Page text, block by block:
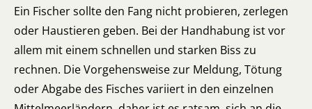
Ein Fischer sollte den Fang nicht probieren, zerlegen
oder Haustieren geben. Bei der Handhabung ist vor
allem mit einem schnellen und starken Biss zu
rechnen. Die Vorgehensweise zur Meldung, Tötung
oder Abgabe des Fisches variiert in den einzelnen